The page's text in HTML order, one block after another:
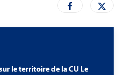
le territoire de la CU Le